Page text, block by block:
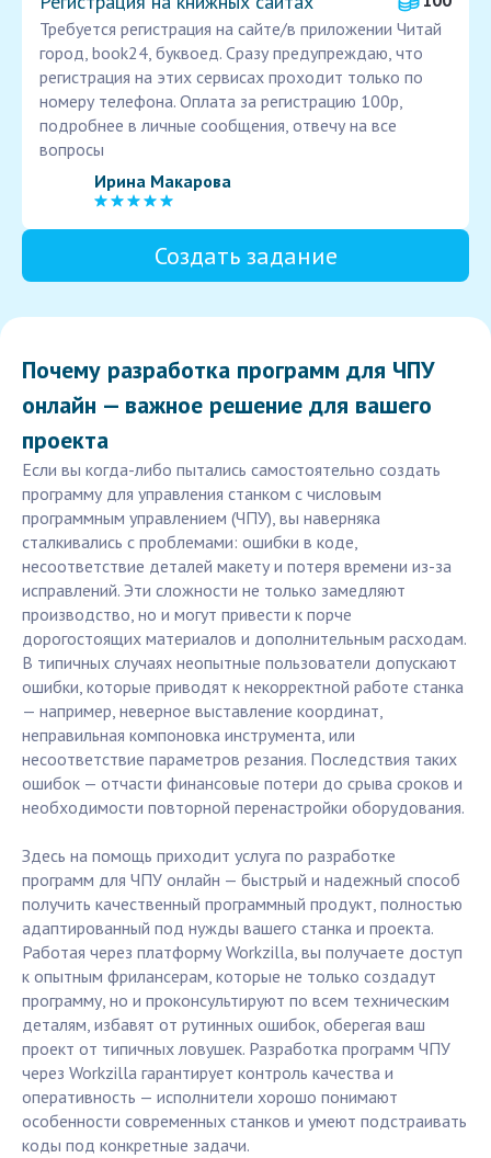
Требуется регистрация на сайте/в приложении Читай
город, book24, буквоед. Сразу предупреждаю, что
регистрация на этих сервисах проходит только по
номеру телефона. Оплата за регистрацию 100р,
подробнее в личные сообщения, отвечу на все
вопросы
Ирина Макарова
Создать задание
Почему разработка программ для ЧПУ
онлайн — важное решение для вашего
проекта
Если вы когда-либо пытались самостоятельно создать
программу для управления станком с числовым
программным управлением (ЧПУ), вы наверняка
сталкивались с проблемами: ошибки в коде,
несоответствие деталей макету и потеря времени из-за
исправлений. Эти сложности не только замедляют
производство, но и могут привести к порче
дорогостоящих материалов и дополнительным расходам.
В типичных случаях неопытные пользователи допускают
ошибки, которые приводят к некорректной работе станка
— например, неверное выставление координат,
неправильная компоновка инструмента, или
несоответствие параметров резания. Последствия таких
ошибок — отчасти финансовые потери до срыва сроков и
необходимости повторной перенастройки оборудования.
Здесь на помощь приходит услуга по разработке
программ для ЧПУ онлайн — быстрый и надежный способ
получить качественный программный продукт, полностью
адаптированный под нужды вашего станка и проекта.
Работая через платформу Workzilla, вы получаете доступ
к опытным фрилансерам, которые не только создадут
программу, но и проконсультируют по всем техническим
деталям, избавят от рутинных ошибок, оберегая ваш
проект от типичных ловушек. Разработка программ ЧПУ
через Workzilla гарантирует контроль качества и
оперативность — исполнители хорошо понимают
особенности современных станков и умеют подстраивать
коды под конкретные задачи.